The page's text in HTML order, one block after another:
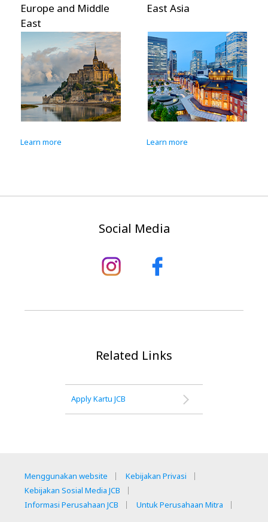
Europe and Middle
East
Learn more
East Asia
Learn more
Social Media
Related Links
Apply Kartu JCB
Menggunakan website
Kebijakan Privasi
Kebijakan Sosial Media JCB
Informasi Perusahaan JCB
Untuk Perusahaan Mitra